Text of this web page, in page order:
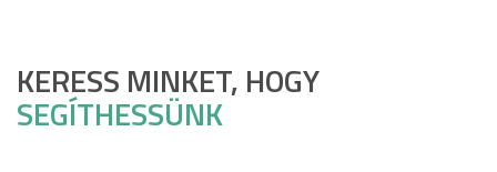
KERESS MINKET, HOGY
SEGÍTHESSÜNK